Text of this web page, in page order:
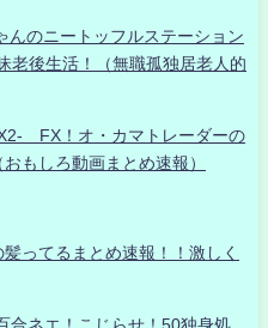
んのニートッフルステーション
老後生活！（無職孤独居老人的
FX！オ・カマトレーダーの
もしろ動画まとめ速報）
ってるまとめ速報！！激しく